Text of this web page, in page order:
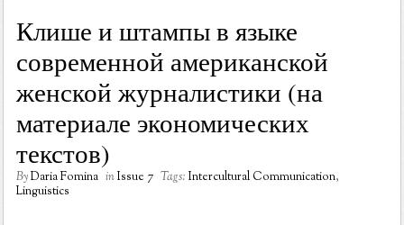
Клише и штампы в языке
современной американской
женской журналистики (на
материале экономических
текстов)
ByDaria Fomina inIssue 7 Tags: Intercultural Communication,
Linguistics